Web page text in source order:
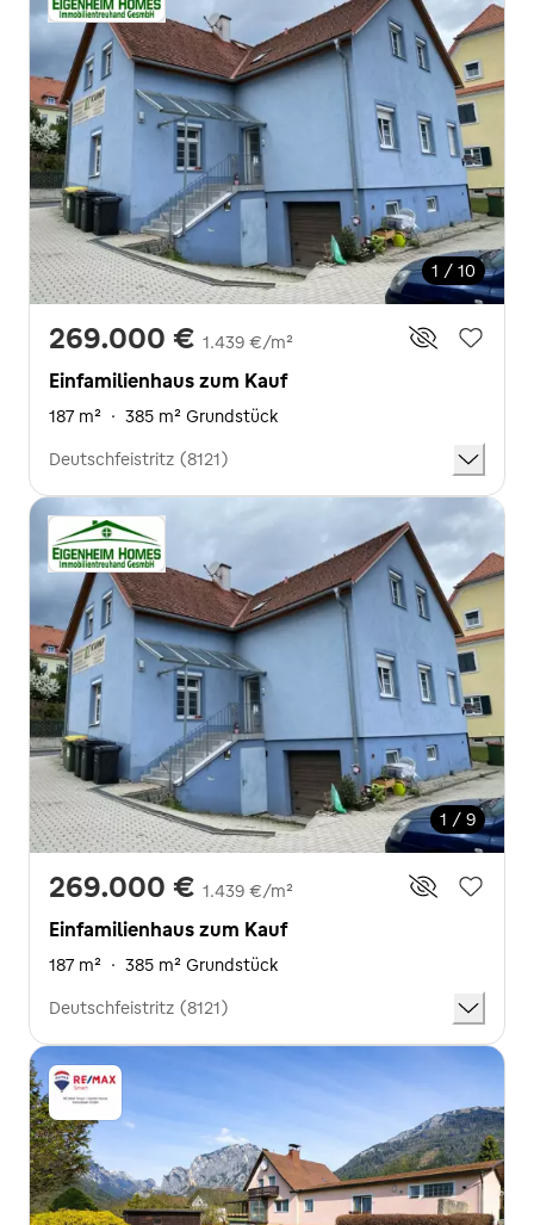
1 / 10
269.000 € 1.439 €/m²
Einfamilienhaus zum Kauf
187 m² · 385 m² Grundstück
Deutschfeistritz (8121)
1 / 9
269.000 € 1.439 €/m²
Einfamilienhaus zum Kauf
187 m² · 385 m² Grundstück
Deutschfeistritz (8121)